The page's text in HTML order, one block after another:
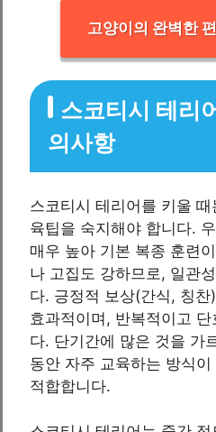
고양이의 완벽한
스코티시 테리
의사항
스코티시 테리어를 키울
육팁을 숙지해야 합니다.
매우 높아 기본 복종 훈련
나 고집도 강하므로, 일관
다. 긍정적 보상(간식, 칭
효과적이며, 반복적이고
다. 단기간에 많은 것을 가
동안 자주 교육하는 방식
적합합니다.